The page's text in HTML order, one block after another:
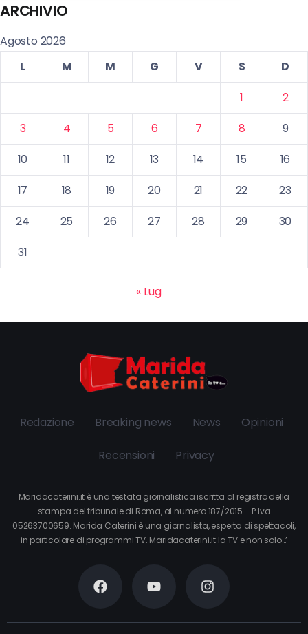
ARCHIVIO
Agosto 2026
L
M M G V S
D
1
2
3
4 5 6 7 8
9
10
11 12 13 14 15
16
17
18 19 20 21 22
23
24
25 26 27 28 29
30
31
« Lug
Redazione Breaking news News Opinioni
Recensioni Privacy
Maridacaterini.it è una testata giornalistica iscritta al registro della
stampa del tribunale di Roma, al numero 187/2015 – P.Iva
05263700659. Marida Caterini è una giornalista, esperta di spettacoli,
in particolare di programmi TV. Maridacaterini.it la TV e non solo…’